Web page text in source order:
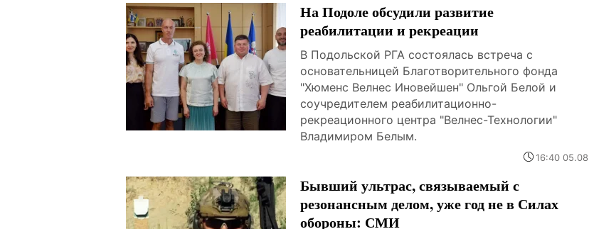
На Подоле обсудили развитие
реабилитации и рекреации
В Подольской РГА состоялась встреча с
основательницей Благотворительного фонда
"Хюменс Велнес Иновейшен" Ольгой Белой и
соучредителем реабилитационно-
рекреационного центра "Велнес-Технологии"
Владимиром Белым.
16:40 05.08
Бывший ультрас, связываемый с
резонансным делом, уже год не в Силах
обороны: СМИ